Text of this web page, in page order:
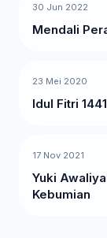
30 Jun 2022
Mendali
23 Mei 2020
Idul Fitri
17 Nov 2021
Yuki
Kebumian